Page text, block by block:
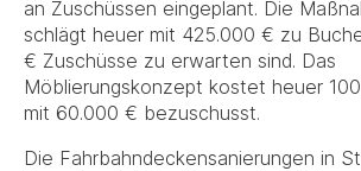
an Zuschüssen eingeplant. Die
schlägt heuer mit 425.000 € zu
€ Zuschüsse zu erwarten sind. Das
Möblierungskonzept kostet heuer
mit 60.000 € bezuschusst.
Die Fahrbahndeckensanierungen in